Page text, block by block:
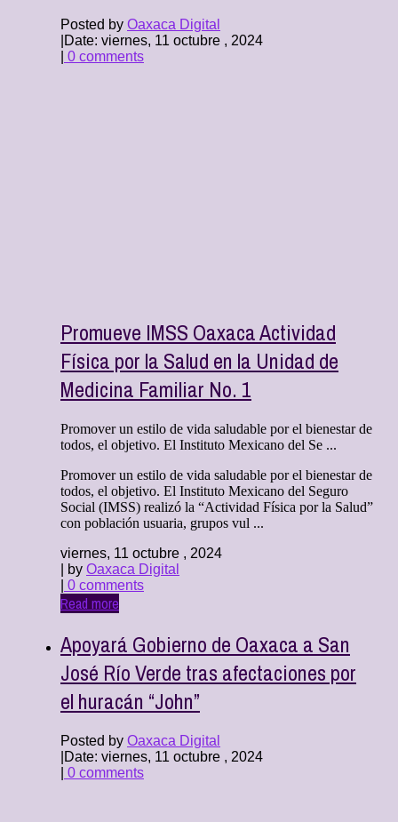
Posted by Oaxaca Digital
Date: viernes, 11 octubre , 2024
0 comments
Promueve IMSS Oaxaca Actividad
Física por la Salud en la Unidad de
Medicina Familiar No. 1
Promover un estilo de vida saludable por el bienestar de
todos, el objetivo. El Instituto Mexicano del Se ...
Promover un estilo de vida saludable por el bienestar de
todos, el objetivo. El Instituto Mexicano del Seguro
Social (IMSS) realizó la “Actividad Física por la Salud”
con población usuaria, grupos vul ...
viernes, 11 octubre , 2024
| by Oaxaca Digital
0 comments
Read more
Apoyará Gobierno de Oaxaca a San
José Río Verde tras afectaciones por
el huracán “John”
Posted by Oaxaca Digital
Date: viernes, 11 octubre , 2024
0 comments